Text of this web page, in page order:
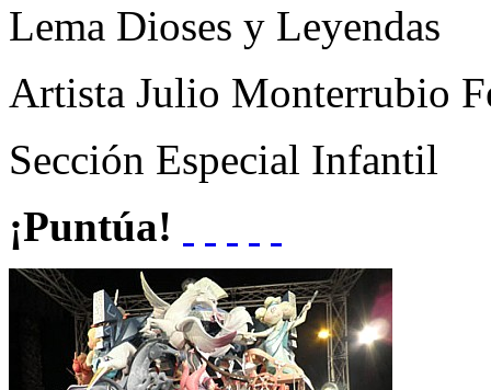
Lema Dioses y Leyendas
Artista Julio Monterrubio
Sección Especial Infantil
¡Puntúa!